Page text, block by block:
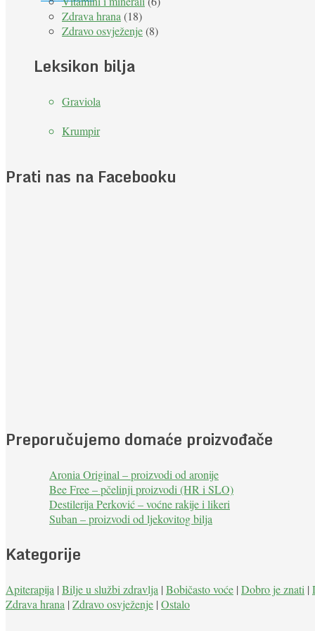
Zdrava hrana (18)
Zdravo osvježenje(8)
Leksikon bilja
Graviola
Krumpir
Prati nas na Facebooku
Preporučujemo domaće proizvođače
Aronia Original – proizvodi od aronije
Bee Free – pčelinji proizvodi (HR i SLO)
Destilerija Perković – voćne rakije i likeri
Suban – proizvodi od ljekovitog bilja
Kategorije
Apiterapija | Bilje u službi zdravlja | Bobičasto voće | Dobro je znati |
Zdrava hrana | Zdravo osvježenje | Ostalo